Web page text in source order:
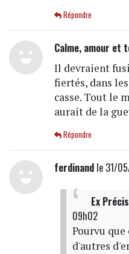
Répondre
Calme, amour et
Il devraient
fiertés, dans
casse. Tout le
aurait de la
Répondre
ferdinandle 31/
Ex
09h02
Pourvu que
d'autres